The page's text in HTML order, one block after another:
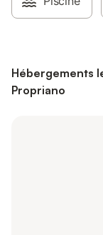
Hébergements
Propriano